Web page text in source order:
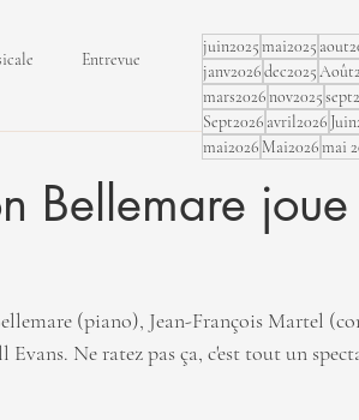
Entrevue
Bellemare
(piano), Jean-François Martel
Ne ratez pas ça, c'est tout un
juin2025mai2025
janv2026dec2025
mars2026nov2025
Sept2026 avril2026
mai2026 Mai2026mai